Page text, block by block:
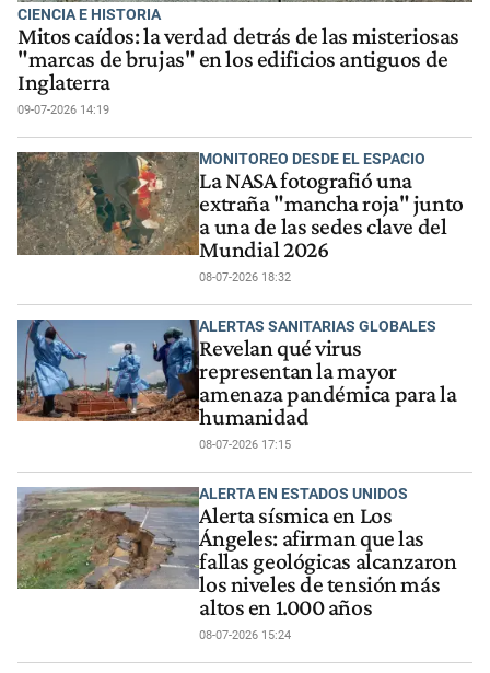
CIENCIA E HISTORIA
Mitos caídos: la verdad detrás de las misteriosas
"marcas de brujas" en los edificios antiguos de
Inglaterra
09-07-2026 14:19
MONITOREO DESDE EL ESPACIO
La NASA fotografió una
extraña "mancha roja" junto
a una de las sedes clave del
Mundial 2026
08-07-2026 18:32
ALERTAS SANITARIAS GLOBALES
Revelan qué virus
representan la mayor
amenaza pandémica para la
humanidad
08-07-2026 17:15
ALERTA EN ESTADOS UNIDOS
Alerta sísmica en Los
Ángeles: afirman que las
fallas geológicas alcanzaron
los niveles de tensión más
altos en 1.000 años
08-07-2026 15:24